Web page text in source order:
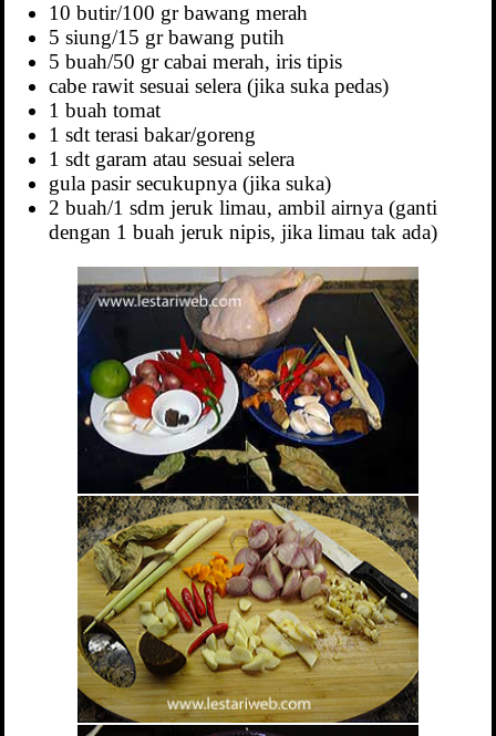
10 butir/100 gr bawang merah
5 siung/15 gr bawang putih
5 buah/50 gr cabai merah, iris tipis
cabe rawit sesuai selera (jika suka pedas)
1 buah tomat
1 sdt terasi bakar/goreng
1 sdt garam atau sesuai selera
gula pasir secukupnya (jika suka)
2 buah/1 sdm jeruk limau, ambil airnya (ganti
dengan 1 buah jeruk nipis, jika limau tak ada)